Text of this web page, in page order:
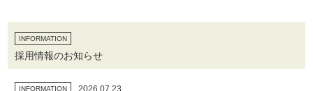
INFORMATION
採用情報のお知らせ
INFORMATION 2026.07.23